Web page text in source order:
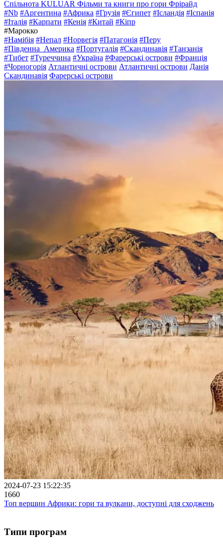
Спільнота KULUAR Фільми та книги про гори Фрірайд
#Nb #Аргентина #Африка #Грузія #Єгипет #Ісландія #Іспанія
#Італія #Карпати #Кенія #Китай #Кіпр
#Марокко
#Намібія #Непал #Норвегія #Патагонія #Перу
#Південна_Америка #Португалія #Скандинавія #Танзанія
#Тибет #Туреччина #Україна #Фарерські острови #Франція
#Чорногорія Атлантичні острови Атлантичні острови Данія
Скандинавія Фарерські острови
2024-07-23 15:22:35
1660
Топ вершин Африки: гори та вулкани, доступні для сходжень
Типи програм